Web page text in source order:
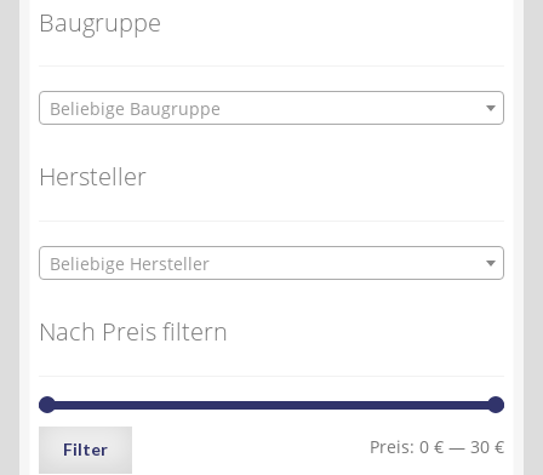
Baugruppe
Beliebige Baugruppe
Hersteller
Beliebige Hersteller
Nach Preis filtern
Min.
Max.
Filter Preis: 0 € — 30 €